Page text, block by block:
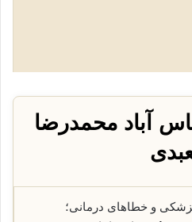
آباد محمدرضا
و خطاهای درمانی؛